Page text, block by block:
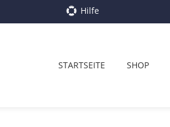
Hilfe
STARTSEITE SHOP